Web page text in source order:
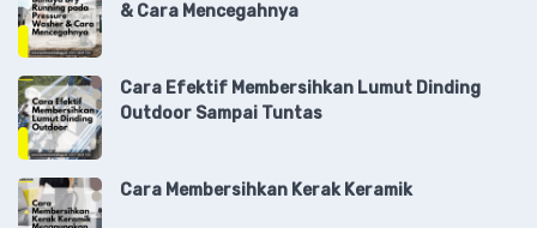
& Cara Mencegahnya
Cara Efektif Membersihkan Lumut Dinding
Outdoor Sampai Tuntas
Cara Membersihkan Kerak Keramik